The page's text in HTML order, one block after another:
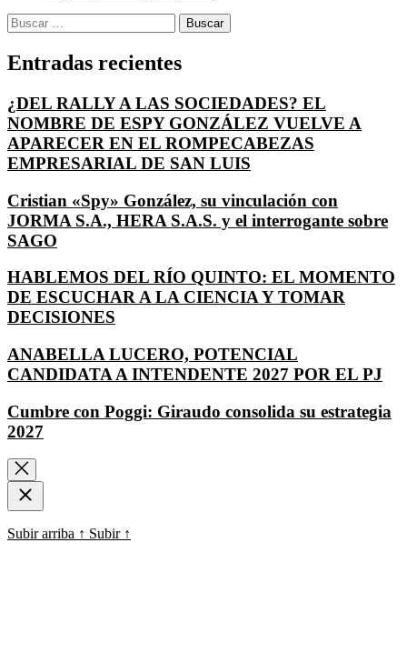
Buscar:
Entradas recientes
¿DEL RALLY A LAS SOCIEDADES? EL
NOMBRE DE ESPY GONZÁLEZ VUELVE A
APARECER EN EL ROMPECABEZAS
EMPRESARIAL DE SAN LUIS
Cristian «Spy» González, su vinculación con
JORMA S.A., HERA S.A.S. y el interrogante sobre
SAGO
HABLEMOS DEL RÍO QUINTO: EL MOMENTO
DE ESCUCHAR A LA CIENCIA Y TOMAR
DECISIONES
ANABELLA LUCERO, POTENCIAL
CANDIDATA A INTENDENTE 2027 POR EL PJ
Cumbre con Poggi: Giraudo consolida su estrategia
2027
Subir arriba ↑ Subir ↑